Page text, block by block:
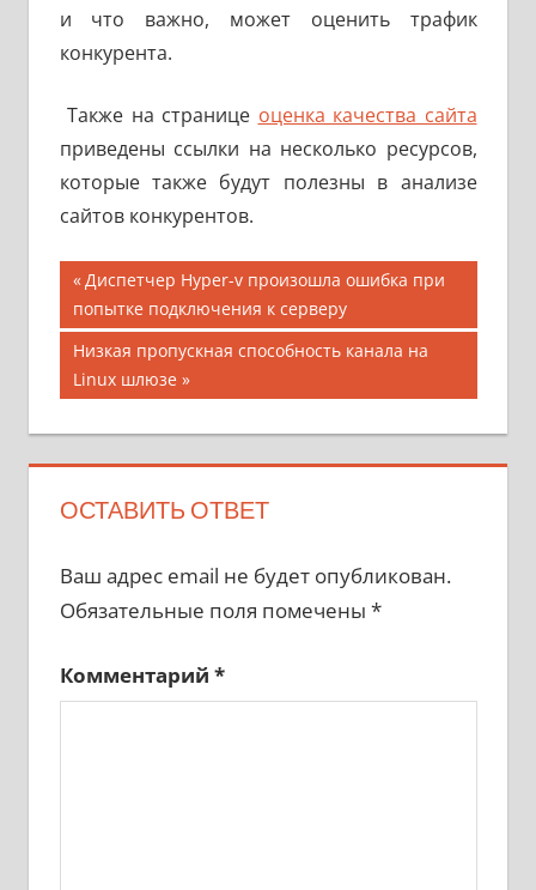
и что важно, может оценить трафик
конкурента.
Также на странице оценка качества сайта
приведены ссылки на несколько ресурсов,
которые также будут полезны в анализе
сайтов конкурентов.
Навигация
по
записям
Предыдущая
запись;
Диспетчер Hyper-v произошла ошибка при
попытке подключения к серверу
Следующая
запись:
Низкая пропускная способность канала на
Linux шлюзе
ОСТАВИТЬ ОТВЕТ
Ваш адрес email не будет опубликован.
Обязательные поля помечены *
Комментарий *